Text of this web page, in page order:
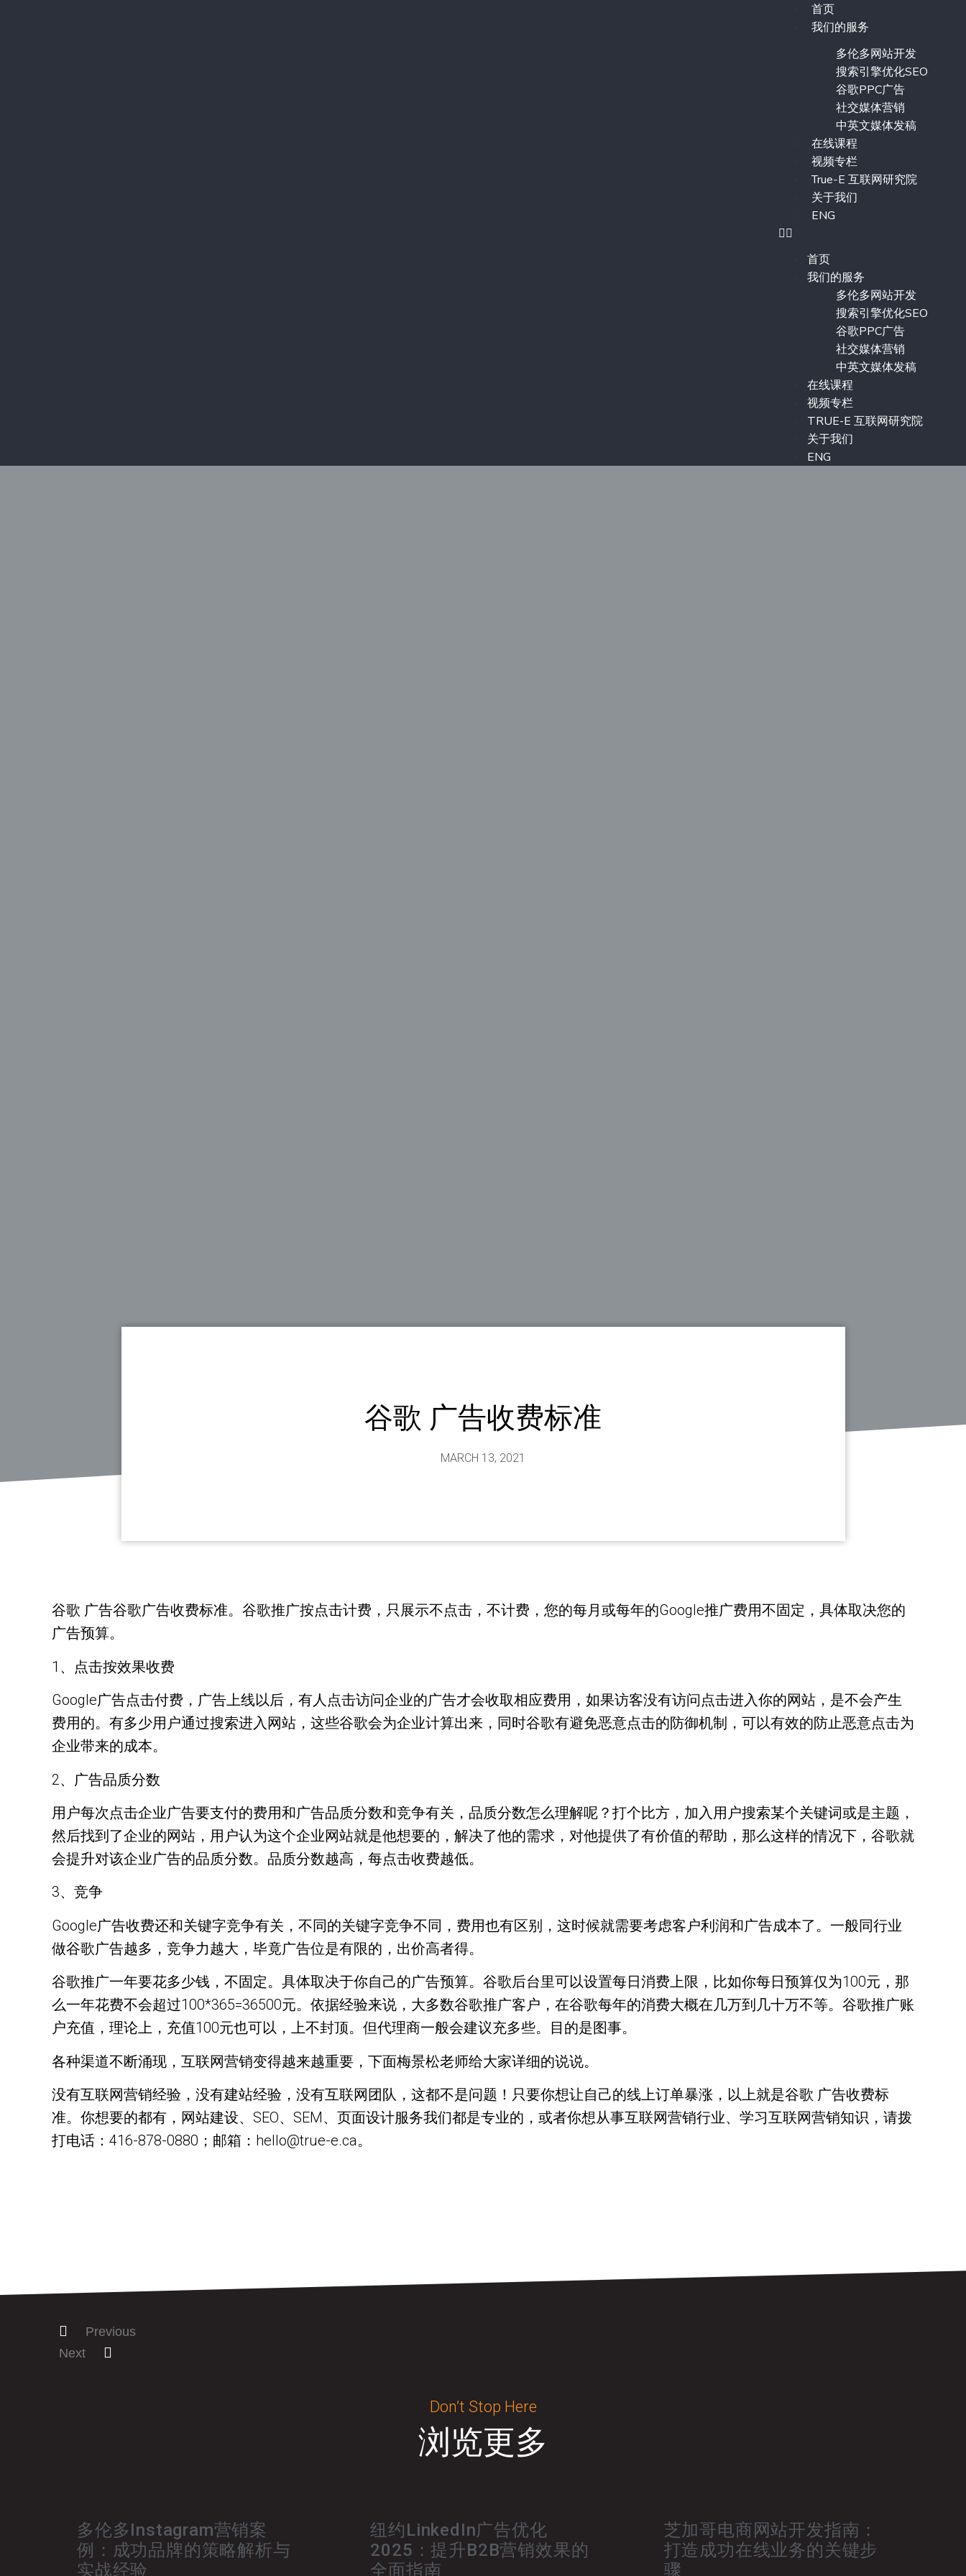
首页
我们的服务
多伦多网站开发
搜索引擎优化SEO
谷歌PPC广告
社交媒体营销
中英文媒体发稿
在线课程
视频专栏
True-E 互联网研究院
关于我们
ENG
首页
我们的服务
多伦多网站开发
搜索引擎优化SEO
谷歌PPC广告
社交媒体营销
中英文媒体发稿
在线课程
视频专栏
TRUE-E 互联网研究院
关于我们
ENG
谷歌 广告收费标准
MARCH 13, 2021
谷歌 广告谷歌广告收费标准。谷歌推广按点击计费，只展示不点击，不计费，您的每月或每年的Google推广费用不固定，具体取决您的
广告预算。
1、点击按效果收费
Google广告点击付费，广告上线以后，有人点击访问企业的广告才会收取相应费用，如果访客没有访问点击进入你的网站，是不会产生
费用的。有多少用户通过搜索进入网站，这些谷歌会为企业计算出来，同时谷歌有避免恶意点击的防御机制，可以有效的防止恶意点击为
企业带来的成本。
2、广告品质分数
用户每次点击企业广告要支付的费用和广告品质分数和竞争有关，品质分数怎么理解呢？打个比方，加入用户搜索某个关键词或是主题，
然后找到了企业的网站，用户认为这个企业网站就是他想要的，解决了他的需求，对他提供了有价值的帮助，那么这样的情况下，谷歌就
会提升对该企业广告的品质分数。品质分数越高，每点击收费越低。
3、竞争
Google广告收费还和关键字竞争有关，不同的关键字竞争不同，费用也有区别，这时候就需要考虑客户利润和广告成本了。一般同行业
做谷歌广告越多，竞争力越大，毕竟广告位是有限的，出价高者得。
谷歌推广一年要花多少钱，不固定。具体取决于你自己的广告预算。谷歌后台里可以设置每日消费上限，比如你每日预算仅为100元，那
么一年花费不会超过100*365=36500元。依据经验来说，大多数谷歌推广客户，在谷歌每年的消费大概在几万到几十万不等。谷歌推广账
户充值，理论上，充值100元也可以，上不封顶。但代理商一般会建议充多些。目的是图事。
各种渠道不断涌现，互联网营销变得越来越重要，下面梅景松老师给大家详细的说说。
没有互联网营销经验，没有建站经验，没有互联网团队，这都不是问题！只要你想让自己的线上订单暴涨，以上就是谷歌 广告收费标
准。你想要的都有，网站建设、SEO、SEM、页面设计服务我们都是专业的，或者你想从事互联网营销行业、学习互联网营销知识，请拨
打电话：416-878-0880；邮箱：hello@true-e.ca。
Previous
Next
Don’t Stop Here
浏览更多
多伦多Instagram营销案
例：成功品牌的策略解析与
实战经验
纽约LinkedIn广告优化
2025：提升B2B营销效果的
全面指南
芝加哥电商网站开发指南：
打造成功在线业务的关键步
骤